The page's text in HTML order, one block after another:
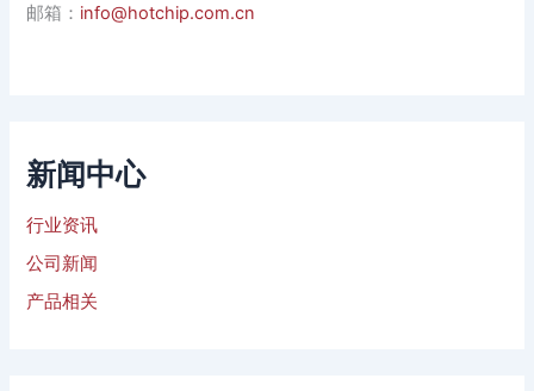
邮箱： info@hotchip.com.cn
新闻中心
行业资讯
公司新闻
产品相关